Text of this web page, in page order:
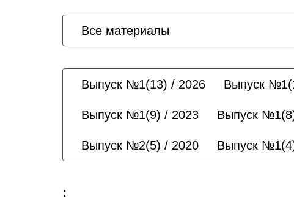
Все материалы
Выпуск №1(13) / 2026 Выпуск
Выпуск №1(9) / 2023 Выпуск
Выпуск №2(5) / 2020 Выпуск
: